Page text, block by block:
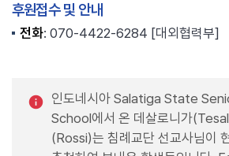
후원접수 및 안내
전화: 070-4422-6284 [대외협력부]
인도네시아 Salatiga State
School에서 온 데살로니가
(Rossi)는 침례교단 선교사님이